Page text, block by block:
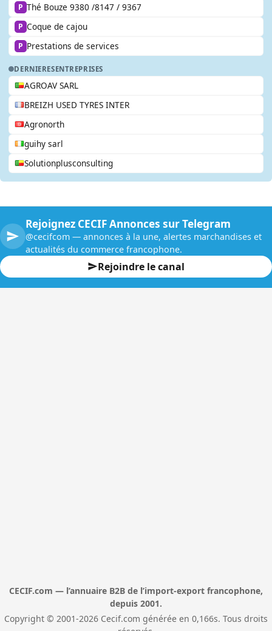
P Thé Bouze 9380 /8147 / 9367
P Coque de cajou
P Prestations de services
DERNIERESENTREPRISES
AGROAV SARL
BREIZH USED TYRES INTER
Agronorth
guihy sarl
Solutionplusconsulting
Rejoignez CECIF Annonces sur Telegram
@cecifcom — annonces à la une, alertes marchandises et
actualités du commerce francophone.
Rejoindre le canal
CECIF.com — l’annuaire B2B de l’import-export francophone,
depuis 2001.
Copyright © 2001-2026 Cecif.com générée en 0,166s. Tous droits